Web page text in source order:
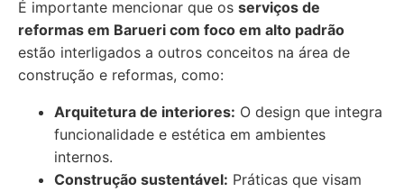
É importante mencionar que os serviços de
reformas em Barueri com foco em alto padrão
estão interligados a outros conceitos na área de
construção e reformas, como:
Arquitetura de interiores: O design que integra
funcionalidade e estética em ambientes
internos.
Construção sustentável: Práticas que visam